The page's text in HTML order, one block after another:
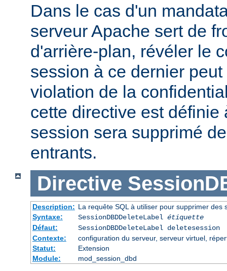
Dans le cas d'un
serveur Apache sert de
d'arrière-plan, révéler le
session à ce dernier
violation de la
cette directive est définie
session sera supprimé
entrants.
Directive
Description: La requête SQL à utiliser pour supprimer des
Syntaxe:
SessionDBDDeleteLabel étiquette
Défaut:
SessionDBDDeleteLabel deletesession
Contexte:
configuration du serveur, serveur virtuel,
Statut:
Extension
Module:
mod_session_dbd